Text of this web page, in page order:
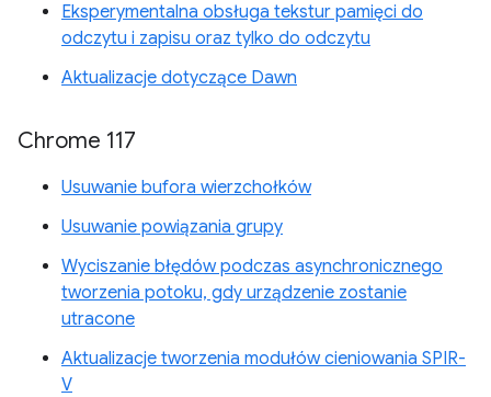
Eksperymentalna obsługa tekstur pamięci do
odczytu i zapisu oraz tylko do odczytu
Aktualizacje dotyczące Dawn
Chrome 117
Usuwanie bufora wierzchołków
Usuwanie powiązania grupy
Wyciszanie błędów podczas asynchronicznego
tworzenia potoku, gdy urządzenie zostanie
utracone
Aktualizacje tworzenia modułów cieniowania SPIR-
V